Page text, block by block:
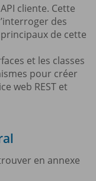
cliente. Cette
des
principaux de cette
et les classes
pour créer
web REST et
en annexe